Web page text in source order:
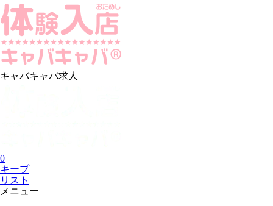
キャバキャバ求人
0
キープ
リスト
メニュー